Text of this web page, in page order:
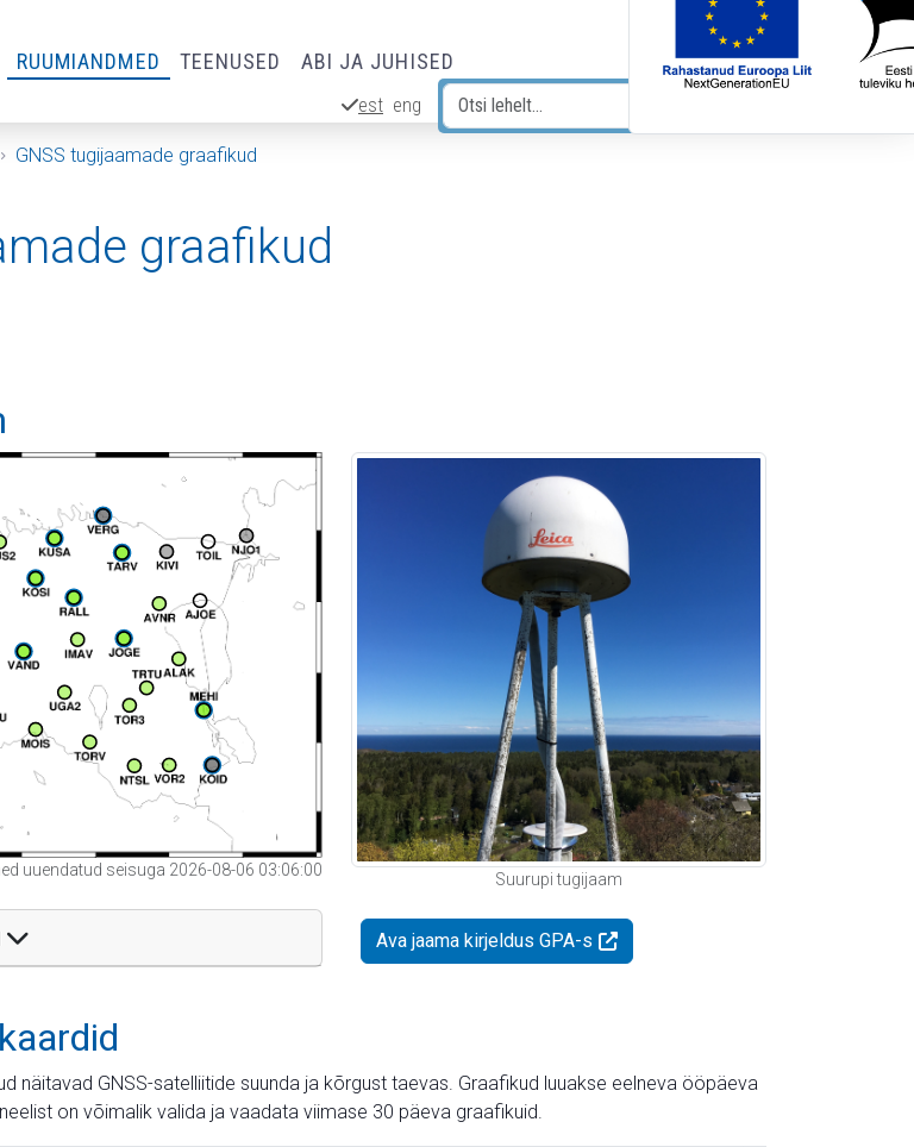
RUUMIANDMED TEENUSED ABI JA JUHISED
est eng
GNSS tugijaamade graafikud
graafikud
uuendatud seisuga 2026-08-06 03:06:00
Suurupi tugijaam
Ava jaama kirjeldus GPA-s
näitavad GNSS-satelliitide suunda ja kõrgust taevas. Graafikud luuakse eelneva ööpäeva
on võimalik valida ja vaadata viimase 30 päeva graafikuid.